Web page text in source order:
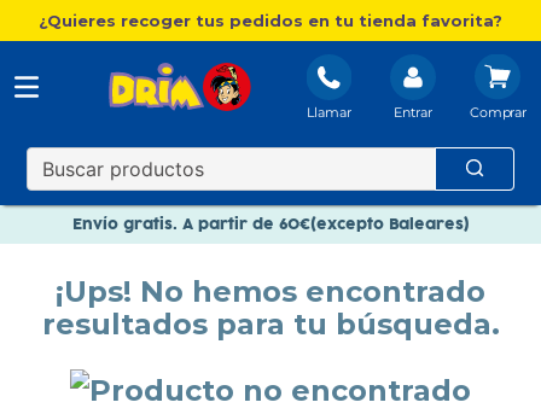
¿Quieres recoger tus pedidos en tu tienda favorita?
Llamar Entrar
Envío gratis. A partir de 60€(excepto Baleares)
Nuevo catálogo Aire Libre
Paga en 3 plazos sin intereses
¡Ups! No hemos encontrado
resultados para tu búsqueda.